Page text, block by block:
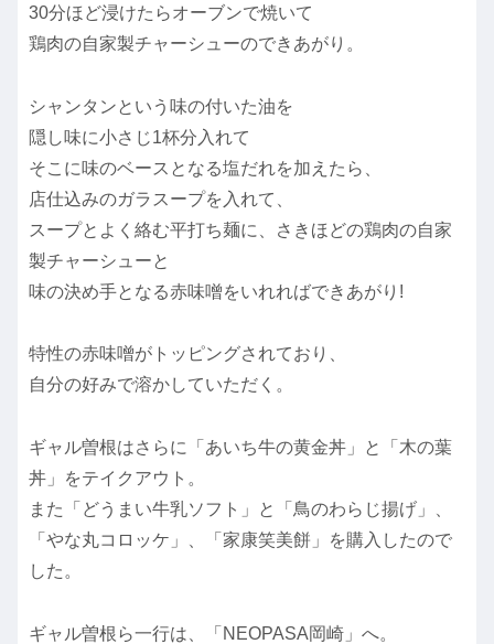
30分ほど浸けたらオーブンで焼いて
鶏肉の自家製チャーシューのできあがり。
シャンタンという味の付いた油を
隠し味に小さじ1杯分入れて
そこに味のベースとなる塩だれを加えたら、
店仕込みのガラスープを入れて、
スープとよく絡む平打ち麺に、さきほどの鶏肉の自家
製チャーシューと
味の決め手となる赤味噌をいれればできあがり!
特性の赤味噌がトッピングされており、
自分の好みで溶かしていただく。
ギャル曽根はさらに「あいち牛の黄金丼」と「木の葉
丼」をテイクアウト。
また「どうまい牛乳ソフト」と「鳥のわらじ揚げ」、
「やな丸コロッケ」、「家康笑美餅」を購入したので
した。
ギャル曽根ら一行は、「NEOPASA岡崎」へ。